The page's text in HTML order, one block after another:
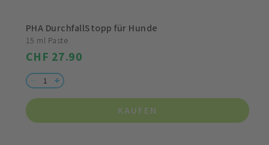
PHA DurchfallStopp für Hunde
15 ml Paste
CHF 27.90
KAUFEN